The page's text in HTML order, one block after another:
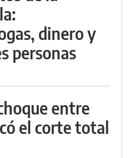
dinero y
personas
entre
el corte total